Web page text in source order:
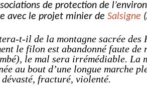
de protection de
avec le projet minier deSalsigne
t-il de la montagne sacrée
le filon est abandonné faute
le mal sera irrémédiable. La
au bout d’une longue marche
fracturé, violenté.